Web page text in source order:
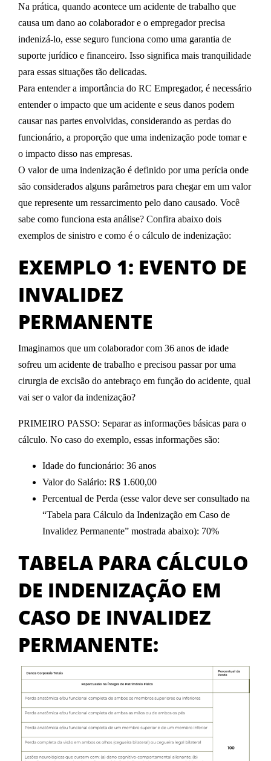
Na prática, quando acontece um acidente de trabalho que
causa um dano ao colaborador e o empregador precisa
indenizá-lo, esse seguro funciona como uma garantia de
suporte jurídico e financeiro. Isso significa mais tranquilidade
para essas situações tão delicadas.
Para entender a importância do RC Empregador, é necessário
entender o impacto que um acidente e seus danos podem
causar nas partes envolvidas, considerando as perdas do
funcionário, a proporção que uma indenização pode tomar e
o impacto disso nas empresas.
O valor de uma indenização é definido por uma perícia onde
são considerados alguns parâmetros para chegar em um valor
que represente um ressarcimento pelo dano causado. Você
sabe como funciona esta análise? Confira abaixo dois
exemplos de sinistro e como é o cálculo de indenização:
EXEMPLO 1: EVENTO DE
INVALIDEZ
PERMANENTE
Imaginamos que um colaborador com 36 anos de idade
sofreu um acidente de trabalho e precisou passar por uma
cirurgia de excisão do antebraço em função do acidente, qual
vai ser o valor da indenização?
PRIMEIRO PASSO: Separar as informações básicas para o
cálculo. No caso do exemplo, essas informações são:
Idade do funcionário: 36 anos
Valor do Salário: R$ 1.600,00
Percentual de Perda (esse valor deve ser consultado na
“Tabela para Cálculo da Indenização em Caso de
Invalidez Permanente” mostrada abaixo): 70%
TABELA PARA CÁLCULO
DE INDENIZAÇÃO EM
CASO DE INVALIDEZ
PERMANENTE: